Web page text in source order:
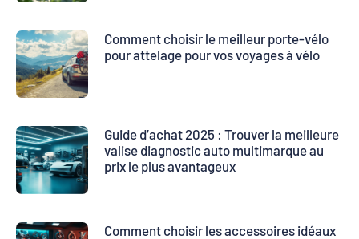
Comment choisir le meilleur porte-vélo
pour attelage pour vos voyages à vélo
Guide d’achat 2025 : Trouver la meilleure
valise diagnostic auto multimarque au
prix le plus avantageux
Comment choisir les accessoires idéaux